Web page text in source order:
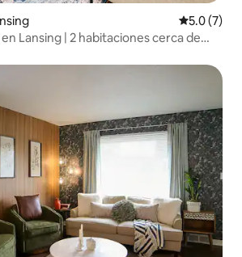
5.0 (7)
Lansing | 2 habitaciones cerca de